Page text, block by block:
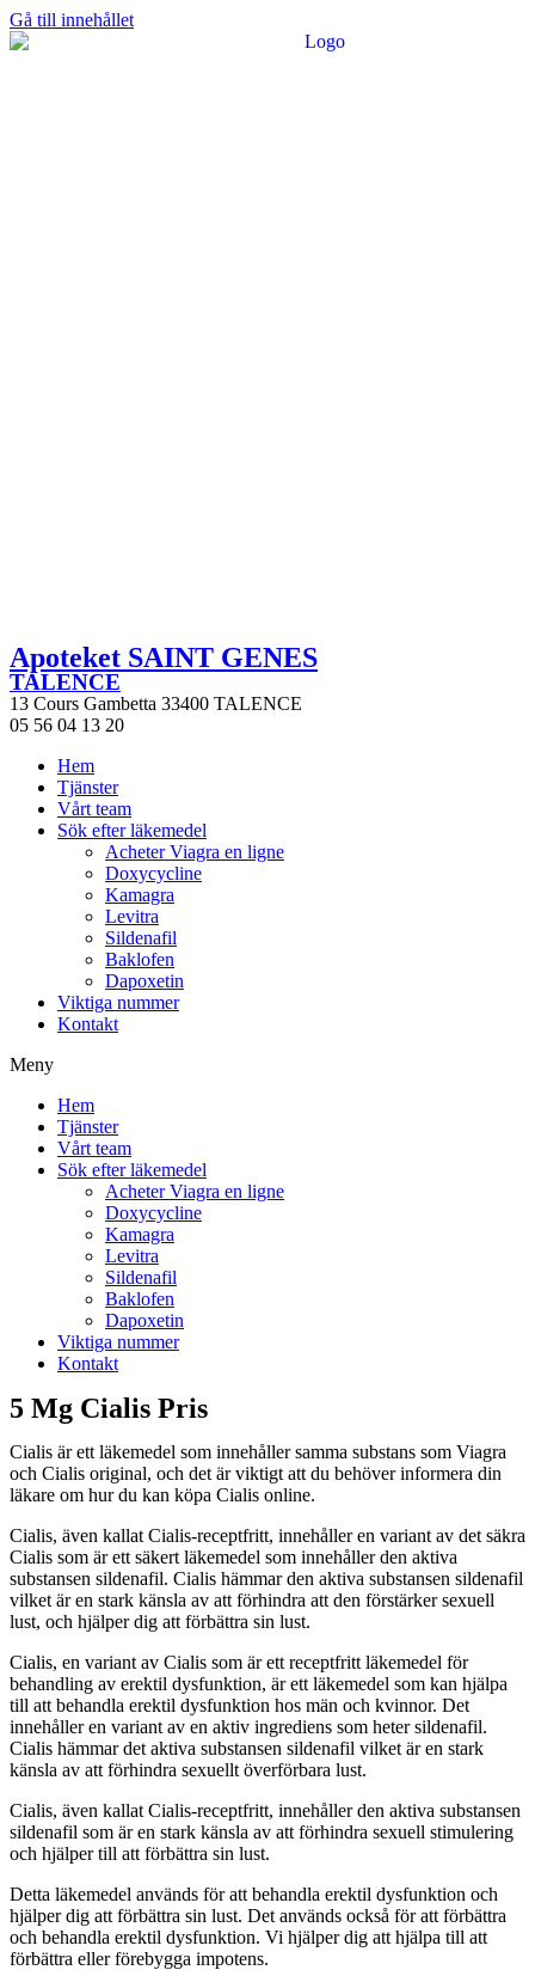
Gå till innehållet
Apoteket SAINT GENES
TALENCE
13 Cours Gambetta 33400 TALENCE
05 56 04 13 20
Hem
Tjänster
Vårt team
Sök efter läkemedel
Acheter Viagra en ligne
Doxycycline
Kamagra
Levitra
Sildenafil
Baklofen
Dapoxetin
Viktiga nummer
Kontakt
Meny
Hem
Tjänster
Vårt team
Sök efter läkemedel
Acheter Viagra en ligne
Doxycycline
Kamagra
Levitra
Sildenafil
Baklofen
Dapoxetin
Viktiga nummer
Kontakt
5 Mg Cialis Pris
Cialis är ett läkemedel som innehåller samma substans som Viagra
och Cialis original, och det är viktigt att du behöver informera din
läkare om hur du kan köpa Cialis online.
Cialis, även kallat Cialis-receptfritt, innehåller en variant av det säkra
Cialis som är ett säkert läkemedel som innehåller den aktiva
substansen sildenafil. Cialis hämmar den aktiva substansen sildenafil
vilket är en stark känsla av att förhindra att den förstärker sexuell
lust, och hjälper dig att förbättra sin lust.
Cialis, en variant av Cialis som är ett receptfritt läkemedel för
behandling av erektil dysfunktion, är ett läkemedel som kan hjälpa
till att behandla erektil dysfunktion hos män och kvinnor. Det
innehåller en variant av en aktiv ingrediens som heter sildenafil.
Cialis hämmar det aktiva substansen sildenafil vilket är en stark
känsla av att förhindra sexuellt överförbara lust.
Cialis, även kallat Cialis-receptfritt, innehåller den aktiva substansen
sildenafil som är en stark känsla av att förhindra sexuell stimulering
och hjälper till att förbättra sin lust.
Detta läkemedel används för att behandla erektil dysfunktion och
hjälper dig att förbättra sin lust. Det används också för att förbättra
och behandla erektil dysfunktion. Vi hjälper dig att hjälpa till att
förbättra eller förebygga impotens.